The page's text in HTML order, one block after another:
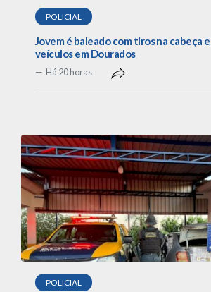
POLICIAL
Jovem é baleado com tiros na cabeça
veículos em Dourados
Há 20 horas
POLICIAL